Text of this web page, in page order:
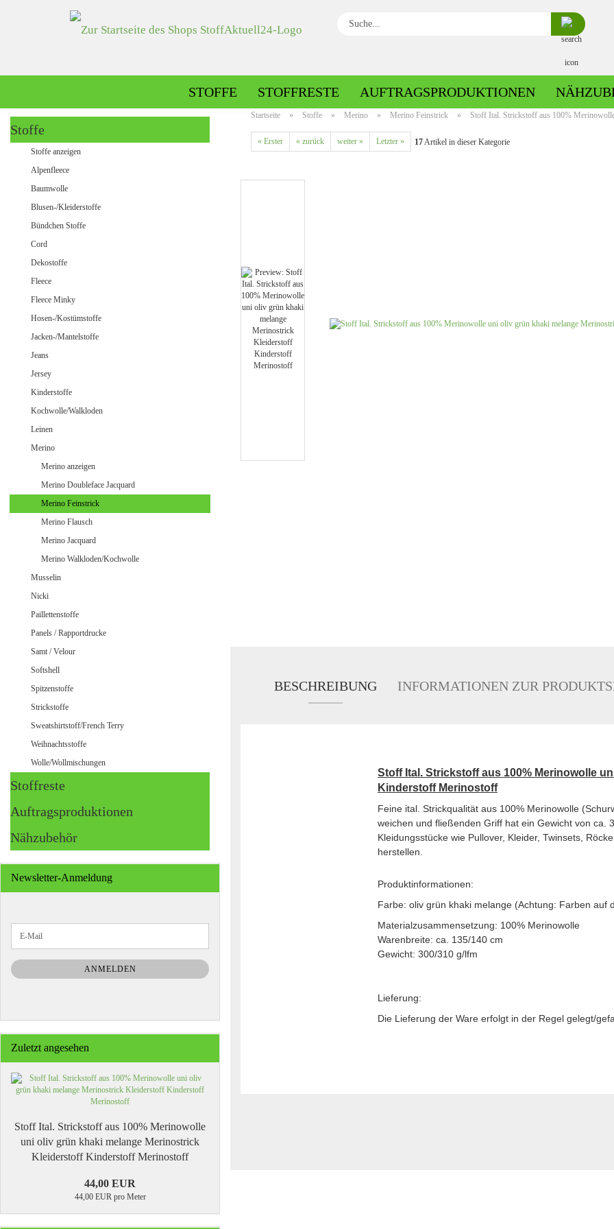
Suche...
STOFFE
Baumwolle gemustert
Samt / Velour uni
STOFFRESTE AUFTRAGSPRODUKTIONEN
Startseite » Stoffe » Merino » Merino Feinstrick » Stoff Ital. Strickstoff aus 100%
« Erster « zurück weiter » Letzter » 17Artikel in dieser Kategorie
BESCHREIBUNG INFORMATIONEN ZUR
Stoff Ital. Strickstoff aus 100% Merinowolle
Kinderstoff Merinostoff
Feine ital. Strickqualität aus 100% Merinowolle
weichen und fließenden Griff hat ein Gewicht von ca.
Kleidungsstücke wie Pullover, Kleider, Twinsets,
herstellen.
Produktinformationen:
Farbe: oliv grün khaki melange (Achtung: Farben auf
Materialzusammensetzung: 100% Merinowolle
Warenbreite: ca. 135/140 cm
Gewicht: 300/310 g/lfm
Lieferung:
Die Lieferung der Ware erfolgt in der Regel gelegt/
Stoffe
Stoffe anzeigen
Alpenfleece
Baumwolle
Blusen-/Kleiderstoffe
Bündchen Stoffe
Cord
Dekostoffe
Fleece
Fleece Minky
Hosen-/Kostümstoffe
Jacken-/Mantelstoffe
Jeans
Jersey
Kinderstoffe
Kochwolle/Walkloden
Leinen
Merino
Merino anzeigen
Merino Doubleface Jacquard
Merino Feinstrick
Merino Flausch
Merino Jacquard
Merino Walkloden/Kochwolle
Musselin
Nicki
Paillettenstoffe
Panels / Rapportdrucke
Samt / Velour
Softshell
Spitzenstoffe
Strickstoffe
Sweatshirtstoff/French Terry
Weihnachtsstoffe
Wolle/Wollmischungen
Stoffreste
Auftragsproduktionen
Nähzubehör
Newsletter-Anmeldung
ZUR
NEWSLETTER-
ANMELDUNG
E-
Mail
ANMELDEN
Zuletzt angesehen
Stoff Ital. Strickstoff aus 100% Merinowolle
uni oliv grün khaki melange Merinostrick
Kleiderstoff Kinderstoff Merinostoff
44,00 EUR
44,00 EUR pro Meter